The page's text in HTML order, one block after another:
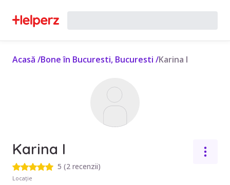
Acasă /Bone în Bucuresti, Bucuresti /Karina I
Karina I
5 (2 recenzii)
Locație